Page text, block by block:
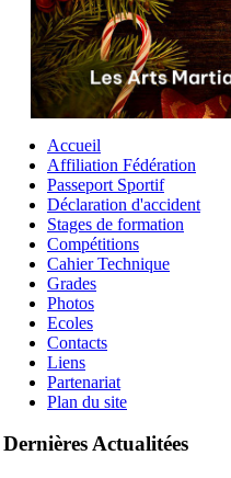
Accueil
Affiliation Fédération
Passeport Sportif
Déclaration d'accident
Stages de formation
Compétitions
Cahier Technique
Grades
Photos
Ecoles
Contacts
Liens
Partenariat
Plan du site
Dernières Actualitées